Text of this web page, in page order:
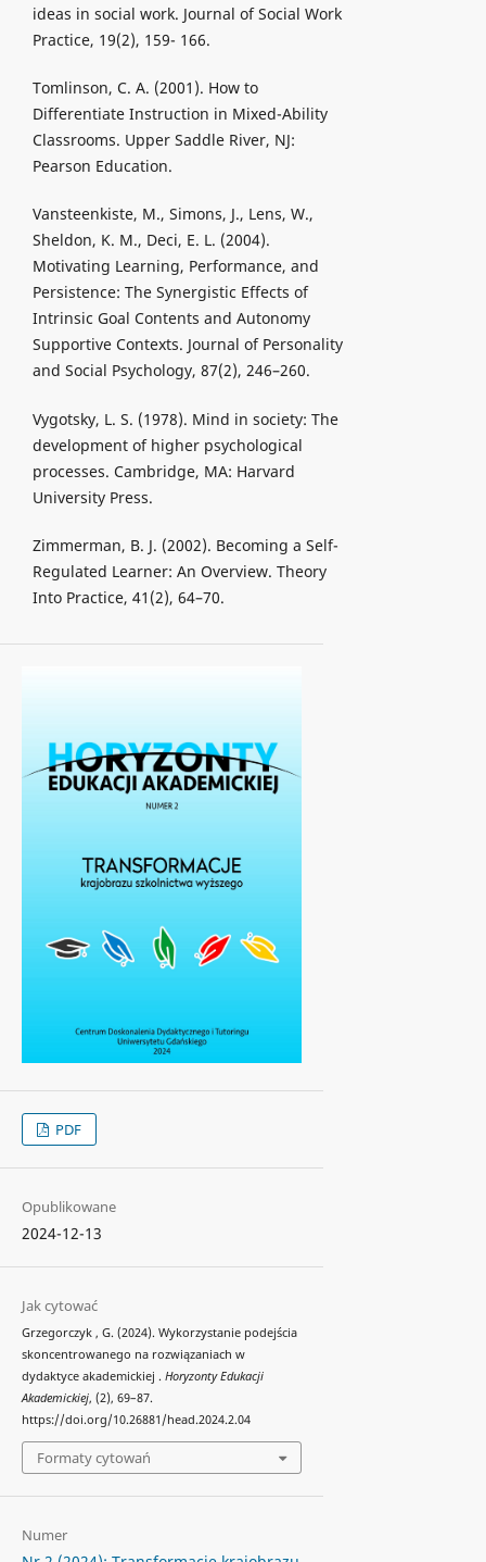
ideas in social work. Journal of Social Work
Practice, 19(2), 159- 166.
Tomlinson, C. A. (2001). How to
Differentiate Instruction in Mixed-Ability
Classrooms. Upper Saddle River, NJ:
Pearson Education.
Vansteenkiste, M., Simons, J., Lens, W.,
Sheldon, K. M., Deci, E. L. (2004).
Motivating Learning, Performance, and
Persistence: The Synergistic Effects of
Intrinsic Goal Contents and Autonomy
Supportive Contexts. Journal of Personality
and Social Psychology, 87(2), 246–260.
Vygotsky, L. S. (1978). Mind in society: The
development of higher psychological
processes. Cambridge, MA: Harvard
University Press.
Zimmerman, B. J. (2002). Becoming a Self-
Regulated Learner: An Overview. Theory
Into Practice, 41(2), 64–70.
PDF
Opublikowane
2024-12-13
Jak cytować
Grzegorczyk , G. (2024). Wykorzystanie podejścia
skoncentrowanego na rozwiązaniach w
dydaktyce akademickiej . Horyzonty Edukacji
Akademickiej, (2), 69–87.
https://doi.org/10.26881/head.2024.2.04
Formaty cytowań
Numer